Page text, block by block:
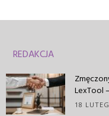
REDAKCJA
LexTool
18